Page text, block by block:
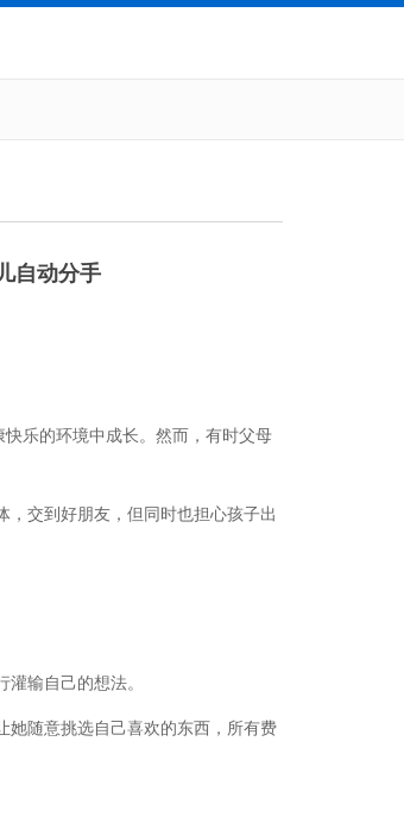
自动分手
乐的环境中成长。然而，有时父母
交到好朋友，但同时也担心孩子出
输自己的想法。
她随意挑选自己喜欢的东西，所有费